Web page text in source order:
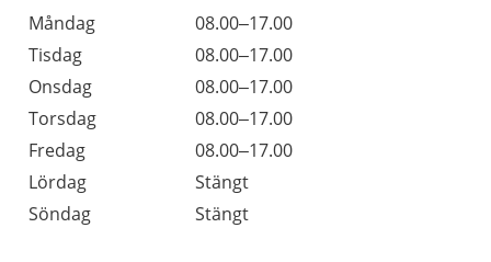
Dag
Öppettider
Kommentarer
Måndag
08.00–17.00
Tisdag
08.00–17.00
Onsdag
08.00–17.00
Torsdag
08.00–17.00
Fredag
08.00–17.00
Lördag
Stängt
Söndag
Stängt